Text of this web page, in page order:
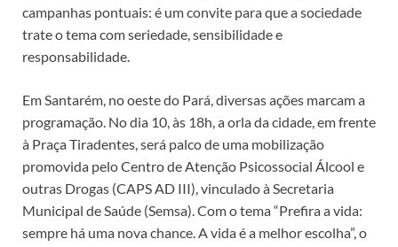
campanhas pontuais: é um convite para que a sociedade
trate o tema com seriedade, sensibilidade e
responsabilidade.
Em Santarém, no oeste do Pará, diversas ações marcam a
programação. No dia 10, às 18h, a orla da cidade, em frente
à Praça Tiradentes, será palco de uma mobilização
promovida pelo Centro de Atenção Psicossocial Álcool e
outras Drogas (CAPS AD III), vinculado à Secretaria
Municipal de Saúde (Semsa). Com o tema “Prefira a vida:
sempre há uma nova chance. A vida é a melhor escolha”, o